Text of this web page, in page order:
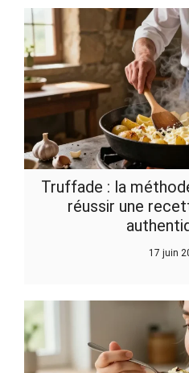
Truffade : la
réussir une
17 juin